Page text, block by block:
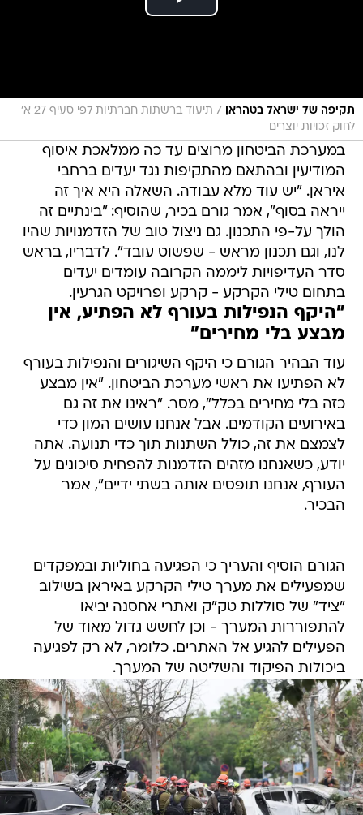
תקיפה של ישראל בטהראן /
תיעוד ברשתות חברתיות לפי סעיף 27 א'
לחוק זכויות יוצרים
במערכת הביטחון מרוצים עד כה ממלאכת איסוף
המודיעין ובהתאם מהתקיפות נגד יעדים ברחבי
איראן. "יש עוד מלא עבודה. השאלה היא איך זה
ייראה בסוף", אמר גורם בכיר, שהוסיף: "בינתיים זה
הולך על-פי התכנון. גם ניצול טוב של הזדמנויות שהיו
לנו, וגם תכנון מראש - שפשוט עובד". לדבריו, בראש
סדר העדיפויות ליממה הקרובה עומדים יעדים
בתחום טילי הקרקע - קרקע ופרויקט הגרעין.
"היקף הנפילות בעורף לא הפתיע, אין
מבצע בלי מחירים"
עוד הבהיר הגורם כי היקף השיגורים והנפילות בעורף
לא הפתיעו את ראשי מערכת הביטחון. "אין מבצע
כזה בלי מחירים בכלל", מסר. "ראינו את זה גם
באירועים הקודמים. אבל אנחנו עושים המון כדי
לצמצם את זה, כולל השתנות תוך כדי תנועה. אתה
יודע, כשאנחנו מזהים הזדמנות להפחית סיכונים על
העורף, אנחנו תופסים אותה בשתי ידיים", אמר
הבכיר.
הגורם הוסיף והעריך כי הפגיעה בחוליות ובמפקדים
שמפעילים את מערך טילי הקרקע באיראן בשילוב
"ציד" של סוללות טק"ק ואתרי אחסנה יביאו
להתפוררות המערך - וכן לחשש גדול מאוד של
הפעילים להגיע אל האתרים. כלומר, לא רק לפגיעה
ביכולות הפיקוד והשליטה של המערך.